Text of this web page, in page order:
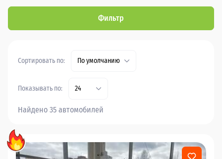
Фильтр
Сортировать по: По умолчанию
Показывать по: 24
Найдено 35 автомобилей